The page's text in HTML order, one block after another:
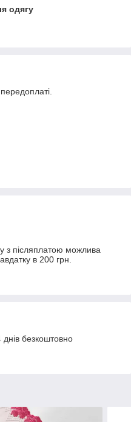
одягу
з післяплатою можлива
в 200 грн.
безкоштовно